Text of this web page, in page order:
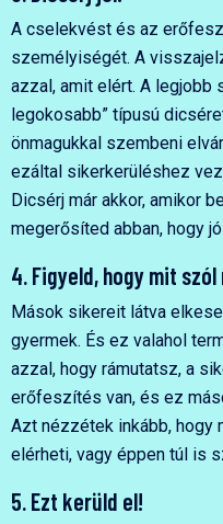
A cselekvést és az
személyiségét. A
azzal, amit elért. A legjobb
legokosabb” típusú
önmagukkal szembeni
ezáltal sikerkerüléshez
Dicsérj már akkor, amikor
megerősíted abban, hogy jó
4. Figyeld, hogy mit
Mások sikereit látva
gyermek. És ez valahol
azzal, hogy rámutatsz, a
erőfeszítés van, és ez
Azt nézzétek inkább, hogy
elérheti, vagy éppen túl is
5. Ezt kerüld el!